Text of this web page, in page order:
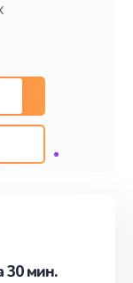
и
ремонт с
а
на
30 мин.